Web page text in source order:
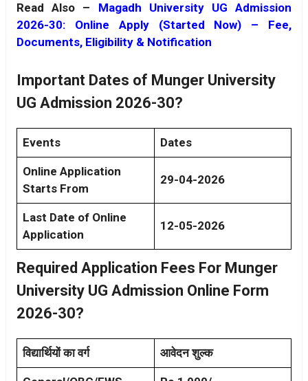
Read Also – Magadh University UG Admission
2026-30: Online Apply (Started Now) – Fee,
Documents, Eligibility & Notification
Important Dates of Munger University
UG Admission 2026-30?
Events Dates
Online Application
Starts From
29-04-2026
Last Date of Online
Application
12-05-2026
Required Application Fees For Munger
University UG Admission Online Form
2026-30?
विद्यार्थियों का वर्ग आवेदन शुल्क